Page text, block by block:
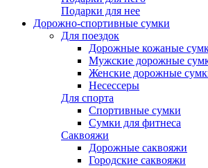
Подарки для нее
Дорожно-спортивные сумки
Для поездок
Дорожные кожаные
Мужские дорожные
Женские дорожные
Несессеры
Для спорта
Спортивные сумки
Сумки для фитнеса
Саквояжи
Дорожные саквояжи
Городские саквояжи